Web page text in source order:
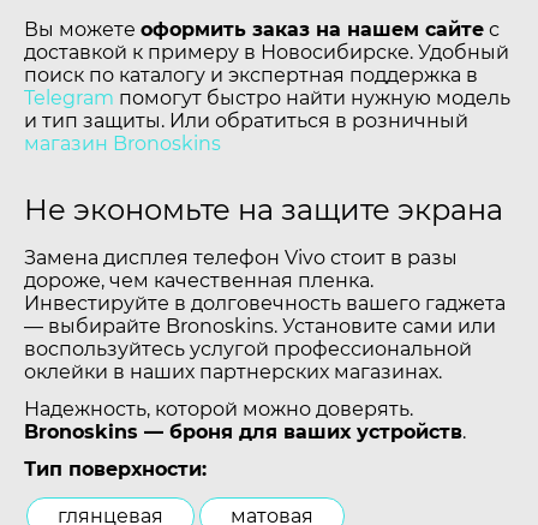
Вы можете оформить заказ на нашем сайте с
доставкой к примеру в Новосибирске. Удобный
поиск по каталогу и экспертная поддержка в
Telegram помогут быстро найти нужную модель
и тип защиты. Или обратиться в розничный
магазин Bronoskins
Не экономьте на защите экрана
Замена дисплея телефон Vivo стоит в разы
дороже, чем качественная пленка.
Инвестируйте в долговечность вашего гаджета
— выбирайте Bronoskins. Установите сами или
воспользуйтесь услугой профессиональной
оклейки в наших партнерских магазинах.
Надежность, которой можно доверять.
Bronoskins — броня для ваших устройств.
Тип поверхности:
глянцевая матовая